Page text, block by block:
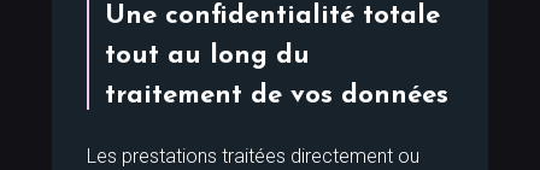
Une confidentialité totale
tout au long du
traitement de vos données
Les prestations traitées directement ou